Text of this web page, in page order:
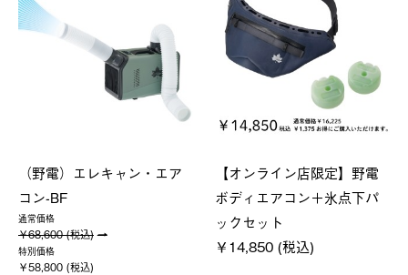
（野電）エレキャン・エア
コン-BF
通常価格
￥68,600 (税込)
特別価格
￥58,800 (税込)
【オンライン店限定】野電
ボディエアコン＋氷点下パ
ックセット
￥14,850 (税込)